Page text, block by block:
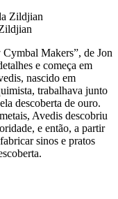
Makers”, de Jon
e começa em
nascido em
trabalhava junto
descoberta de ouro.
Avedis descobriu
e então, a partir
sinos e pratos